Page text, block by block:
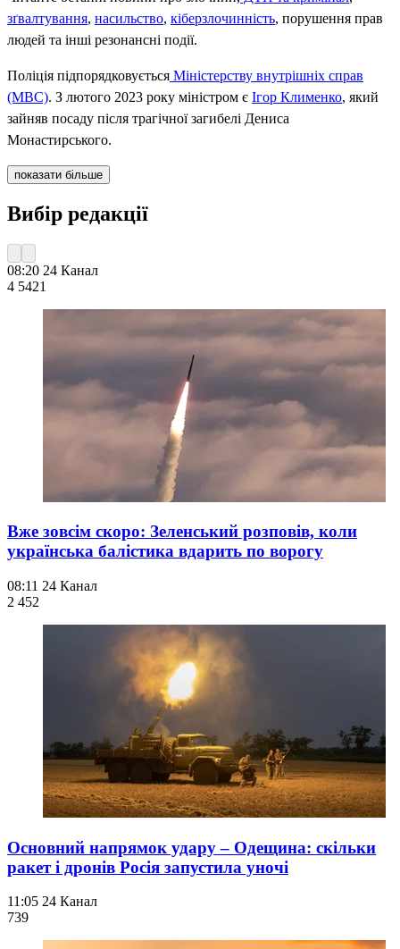
зґвалтування, насильство, кіберзлочинність, порушення прав
людей та інші резонансні події.
Поліція підпорядковується Міністерству внутрішніх справ
(МВС). З лютого 2023 року міністром є Ігор Клименко, який
зайняв посаду після трагічної загибелі Дениса
Монастирського.
показати більше
Вибір редакції
08:20 24 Канал
4 5421
Вже зовсім скоро: Зеленський розповів, коли
українська балістика вдарить по ворогу
08:11 24 Канал
2 452
Основний напрямок удару – Одещина: скільки
ракет і дронів Росія запустила уночі
11:05 24 Канал
739